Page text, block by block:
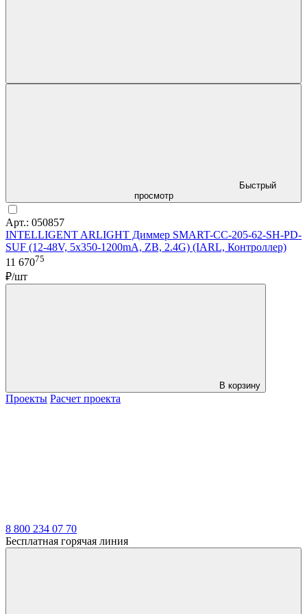
Быстрый
просмотр
Арт.: 050857
INTELLIGENT ARLIGHT Диммер SMART-CC-205-62-SH-PD-
SUF (12-48V, 5x350-1200mA, ZB, 2.4G) (IARL, Контроллер)
11 67075
₽/шт
В корзину
Проекты Расчет проекта
8 800 234 07 70
Бесплатная горячая линия